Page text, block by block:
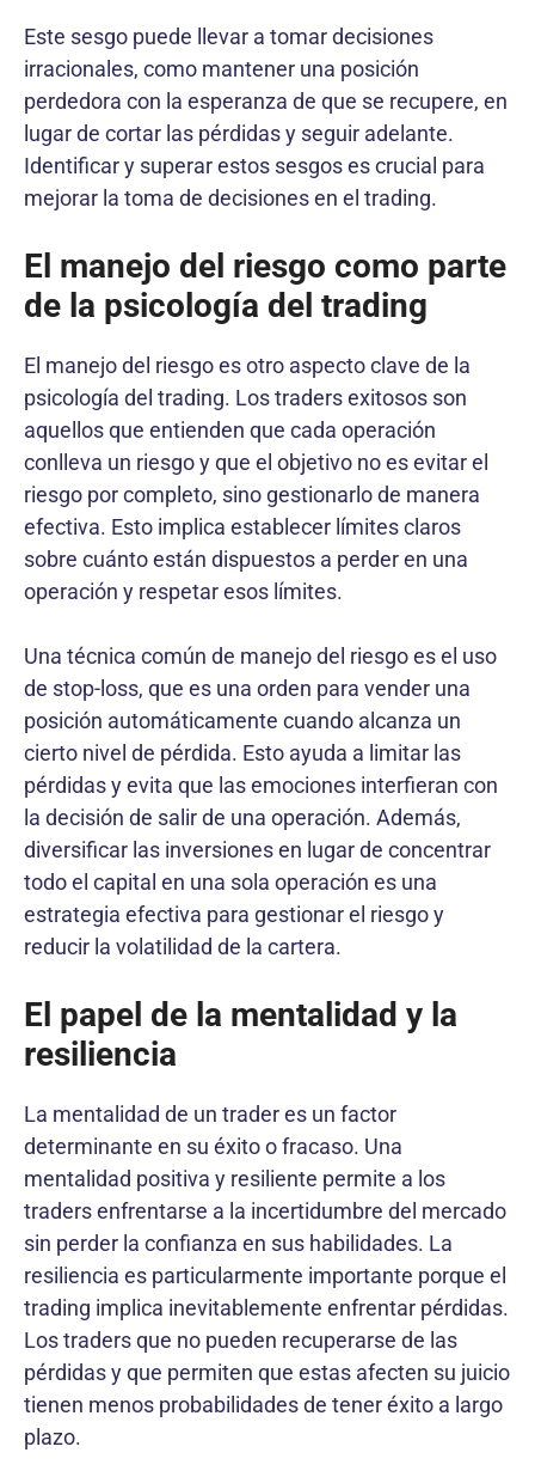
Este sesgo puede llevar a tomar decisiones
irracionales, como mantener una posición
perdedora con la esperanza de que se recupere, en
lugar de cortar las pérdidas y seguir adelante.
Identificar y superar estos sesgos es crucial para
mejorar la toma de decisiones en el trading.
El manejo del riesgo como parte
de la psicología del trading
El manejo del riesgo es otro aspecto clave de la
psicología del trading. Los traders exitosos son
aquellos que entienden que cada operación
conlleva un riesgo y que el objetivo no es evitar el
riesgo por completo, sino gestionarlo de manera
efectiva. Esto implica establecer límites claros
sobre cuánto están dispuestos a perder en una
operación y respetar esos límites.
Una técnica común de manejo del riesgo es el uso
de stop-loss, que es una orden para vender una
posición automáticamente cuando alcanza un
cierto nivel de pérdida. Esto ayuda a limitar las
pérdidas y evita que las emociones interfieran con
la decisión de salir de una operación. Además,
diversificar las inversiones en lugar de concentrar
todo el capital en una sola operación es una
estrategia efectiva para gestionar el riesgo y
reducir la volatilidad de la cartera.
El papel de la mentalidad y la
resiliencia
La mentalidad de un trader es un factor
determinante en su éxito o fracaso. Una
mentalidad positiva y resiliente permite a los
traders enfrentarse a la incertidumbre del mercado
sin perder la confianza en sus habilidades. La
resiliencia es particularmente importante porque el
trading implica inevitablemente enfrentar pérdidas.
Los traders que no pueden recuperarse de las
pérdidas y que permiten que estas afecten su juicio
tienen menos probabilidades de tener éxito a largo
plazo.